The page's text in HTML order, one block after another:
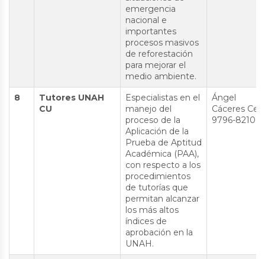
emergencia
nacional e
importantes
procesos masivos
de reforestación
para mejorar el
medio ambiente.
8
Tutores UNAH
CU
Especialistas en el
manejo del
proceso de la
Aplicación de la
Prueba de Aptitud
Académica (PAA),
con respecto a los
procedimientos
de tutorías que
permitan alcanzar
los más altos
índices de
aprobación en la
UNAH.
Ángel
Cáceres Cel:
9796-8210